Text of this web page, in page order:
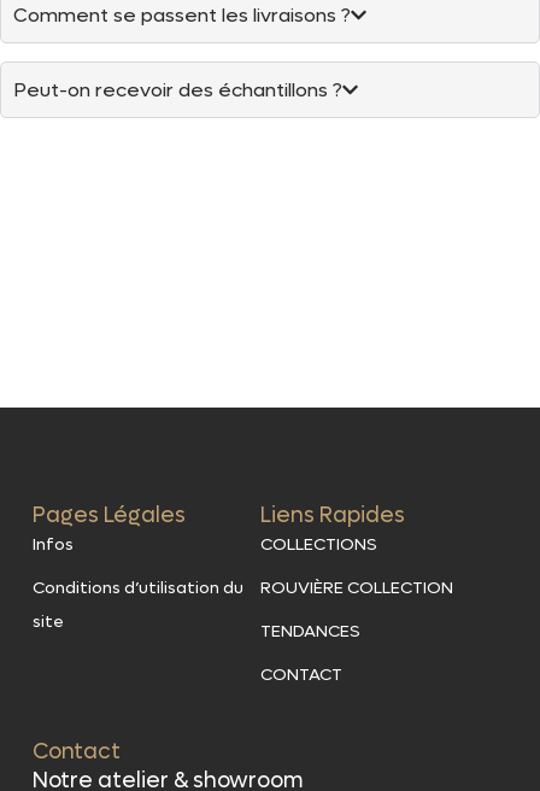
Comment se passent les livraisons ?
Peut-on recevoir des échantillons ?
Liens Rapides
COLLECTIONS
ROUVIÈRE COLLECTION
TENDANCES
CONTACT
Pages Légales
Infos
Conditions d’utilisation du
site
Contact
Notre atelier & showroom